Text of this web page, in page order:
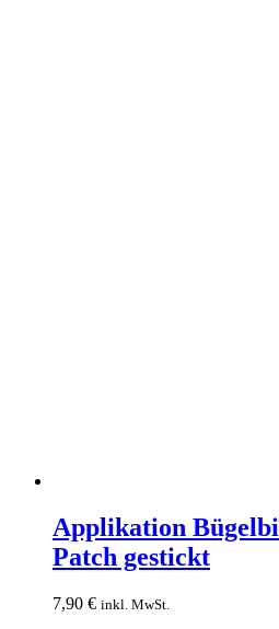
Bügelbild
|
Affe
|
Patch
Applikation
Patch gestickt
7,90 € inkl. MwSt.